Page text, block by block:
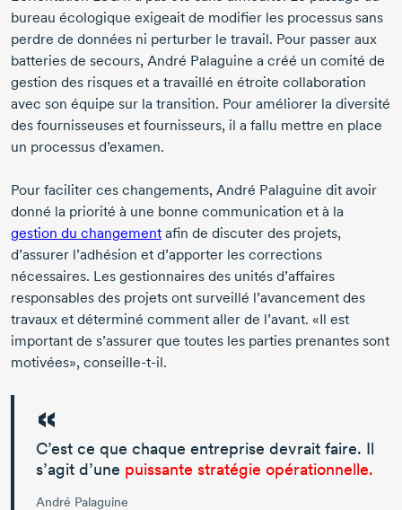
bureau écologique exigeait de modifier les processus sans
perdre de données ni perturber le travail. Pour passer aux
batteries de secours, André Palaguine a créé un comité de
gestion des risques et a travaillé en étroite collaboration
avec son équipe sur la transition. Pour améliorer la diversité
des fournisseuses et fournisseurs, il a fallu mettre en place
un processus d’examen.
Pour faciliter ces changements, André Palaguine dit avoir
donné la priorité à une bonne communication et à la
gestion du changement afin de discuter des projets,
d’assurer l’adhésion et d’apporter les corrections
nécessaires. Les gestionnaires des unités d’affaires
responsables des projets ont surveillé l’avancement des
travaux et déterminé comment aller de l’avant. «Il est
important de s’assurer que toutes les parties prenantes sont
motivées», conseille-t-il.
C’est ce que chaque entreprise devrait faire. Il
s’agit d’une puissante stratégie opérationnelle.
André Palaguine